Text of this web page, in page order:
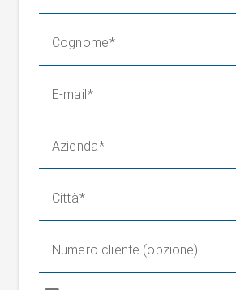
Cognome
E-mail
Azienda
Città
Numero cliente (opzione)